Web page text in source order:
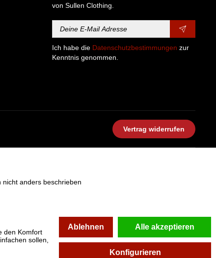
von Sullen Clothing.
Ich habe die Datenschutzbestimmungen zur
Kenntnis genommen.
Vertrag widerrufen
anders beschrieben
den Komfort
sollen,
Ablehnen Alle akzeptieren
Konfigurieren